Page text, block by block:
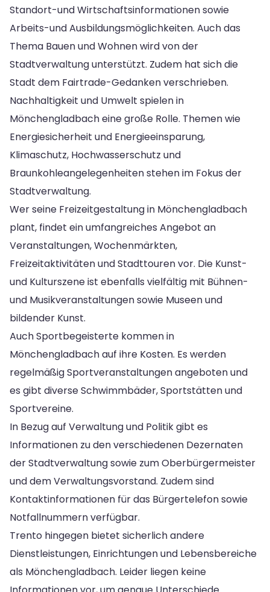
Standort-und Wirtschaftsinformationen sowie
Arbeits-und Ausbildungsmöglichkeiten. Auch das
Thema Bauen und Wohnen wird von der
Stadtverwaltung unterstützt. Zudem hat sich die
Stadt dem Fairtrade-Gedanken verschrieben.
Nachhaltigkeit und Umwelt spielen in
Mönchengladbach eine große Rolle. Themen wie
Energiesicherheit und Energieeinsparung,
Klimaschutz, Hochwasserschutz und
Braunkohleangelegenheiten stehen im Fokus der
Stadtverwaltung.
Wer seine Freizeitgestaltung in Mönchengladbach
plant, findet ein umfangreiches Angebot an
Veranstaltungen, Wochenmärkten,
Freizeitaktivitäten und Stadttouren vor. Die Kunst-
und Kulturszene ist ebenfalls vielfältig mit Bühnen-
und Musikveranstaltungen sowie Museen und
bildender Kunst.
Auch Sportbegeisterte kommen in
Mönchengladbach auf ihre Kosten. Es werden
regelmäßig Sportveranstaltungen angeboten und
es gibt diverse Schwimmbäder, Sportstätten und
Sportvereine.
In Bezug auf Verwaltung und Politik gibt es
Informationen zu den verschiedenen Dezernaten
der Stadtverwaltung sowie zum Oberbürgermeister
und dem Verwaltungsvorstand. Zudem sind
Kontaktinformationen für das Bürgertelefon sowie
Notfallnummern verfügbar.
Trento hingegen bietet sicherlich andere
Dienstleistungen, Einrichtungen und Lebensbereiche
als Mönchengladbach. Leider liegen keine